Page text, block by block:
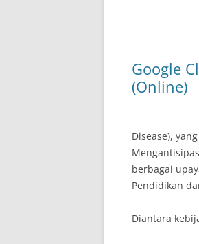
Google
(Online)
Disease),
berbagai
Pendidikan
Diantara